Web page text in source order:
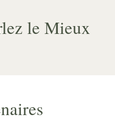
le Mieux